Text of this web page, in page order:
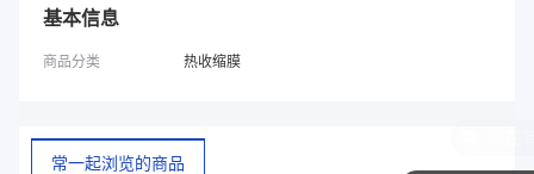
基本信息
商品分类 热收缩膜
常一起浏览的商品